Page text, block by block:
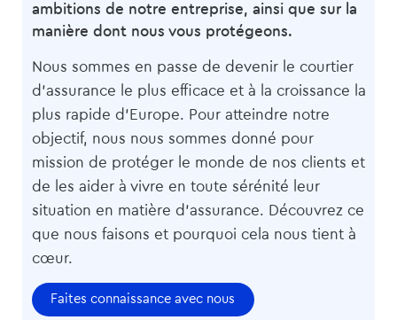
ambitions de notre entreprise, ainsi que sur la
manière dont nous vous protégeons.
Nous sommes en passe de devenir le courtier
d’assurance le plus efficace et à la croissance la
plus rapide d’Europe. Pour atteindre notre
objectif, nous nous sommes donné pour
mission de protéger le monde de nos clients et
de les aider à vivre en toute sérénité leur
situation en matière d’assurance. Découvrez ce
que nous faisons et pourquoi cela nous tient à
cœur.
Faites connaissance avec nous